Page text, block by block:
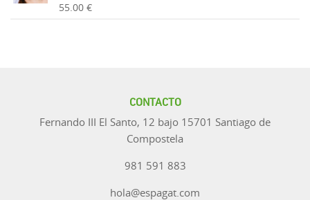
55.00 €
CONTACTO
Fernando III El Santo, 12 bajo 15701 Santiago de
Compostela
981 591 883
hola@espagat.com